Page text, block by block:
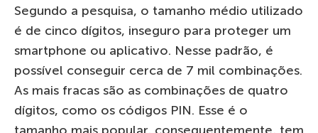
Segundo a pesquisa, o tamanho médio utilizado
é de cinco dígitos, inseguro para proteger um
smartphone ou aplicativo. Nesse padrão, é
possível conseguir cerca de 7 mil combinações.
As mais fracas são as combinações de quatro
dígitos, como os códigos PIN. Esse é o